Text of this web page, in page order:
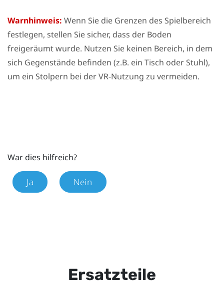
Warnhinweis: Wenn Sie die Grenzen des Spielbereich
festlegen, stellen Sie sicher, dass der Boden
freigeräumt wurde. Nutzen Sie keinen Bereich, in dem
sich Gegenstände befinden (z.B. ein Tisch oder Stuhl),
um ein Stolpern bei der VR-Nutzung zu vermeiden.
War dies hilfreich?
Ja Nein
Ersatzteile